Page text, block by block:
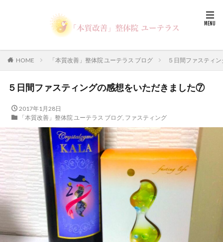
HOME 「本質改善」整体院 ユーテラス ブログ ５日間ファスティ
５日間ファスティングの感想をいただきました⑦
2017年1月28日
「本質改善」整体院 ユーテラス ブログ, ファスティング